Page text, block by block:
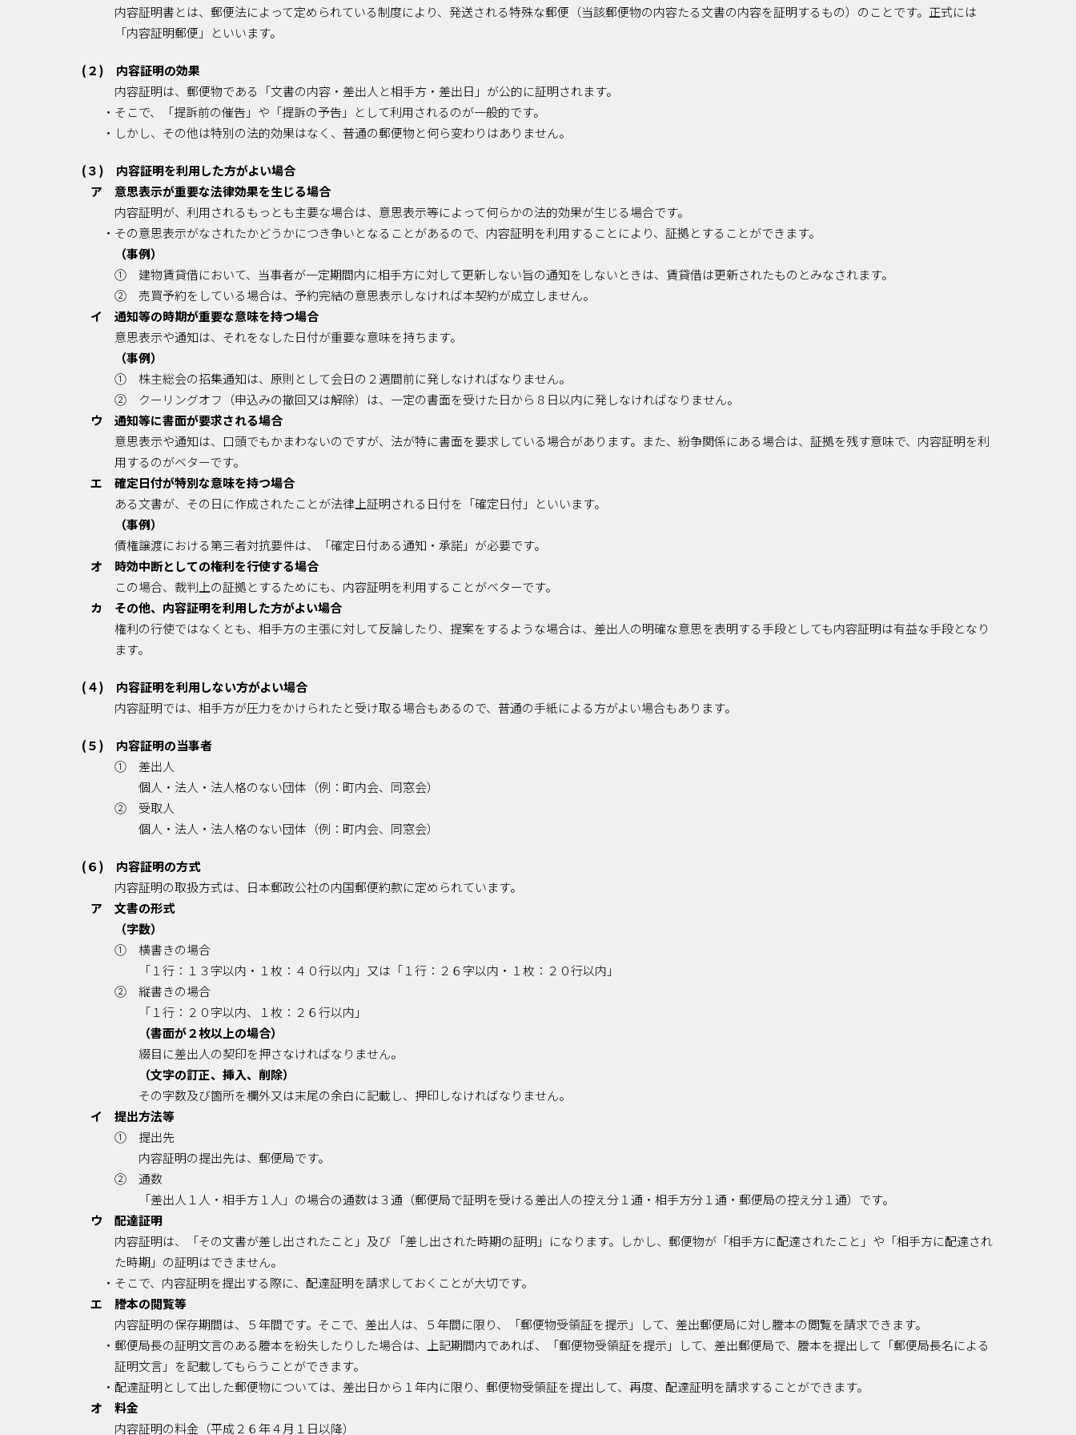
内容証明書とは、郵便法によって定められている制度により、発送される特殊な郵便（当該郵便物の内容たる文書の内容を証明するもの）のことです。正式には
「内容証明郵便」といいます。
(２) 内容証明の効果
内容証明は、郵便物である「文書の内容・差出人と相手方・差出日」が公的に証明されます。
・そこで、「提訴前の催告」や「提訴の予告」として利用されるのが一般的です。
・しかし、その他は特別の法的効果はなく、普通の郵便物と何ら変わりはありません。
(３) 内容証明を利用した方がよい場合
ア 意思表示が重要な法律効果を生じる場合
内容証明が、利用されるもっとも主要な場合は、意思表示等によって何らかの法的効果が生じる場合です。
・その意思表示がなされたかどうかにつき争いとなることがあるので、内容証明を利用することにより、証拠とすることができます。
（事例）
① 建物賃貸借において、当事者が一定期間内に相手方に対して更新しない旨の通知をしないときは、賃貸借は更新されたものとみなされます。
② 売買予約をしている場合は、予約完結の意思表示しなければ本契約が成立しません。
イ 通知等の時期が重要な意味を持つ場合
意思表示や通知は、それをなした日付が重要な意味を持ちます。
（事例）
① 株主総会の招集通知は、原則として会日の２週間前に発しなければなりません。
② クーリングオフ（申込みの撤回又は解除）は、一定の書面を受けた日から８日以内に発しなければなりません。
ウ 通知等に書面が要求される場合
意思表示や通知は、口頭でもかまわないのですが、法が特に書面を要求している場合があります。また、紛争関係にある場合は、証拠を残す意味で、内容証明を利
用するのがベターです。
エ 確定日付が特別な意味を持つ場合
ある文書が、その日に作成されたことが法律上証明される日付を「確定日付」といいます。
（事例）
債権譲渡における第三者対抗要件は、「確定日付ある通知・承諾」が必要です。
オ 時効中断としての権利を行使する場合
この場合、裁判上の証拠とするためにも、内容証明を利用することがベターです。
カ その他、内容証明を利用した方がよい場合
権利の行使ではなくとも、相手方の主張に対して反論したり、提案をするような場合は、差出人の明確な意思を表明する手段としても内容証明は有益な手段となり
ます。
(４) 内容証明を利用しない方がよい場合
内容証明では、相手方が圧力をかけられたと受け取る場合もあるので、普通の手紙による方がよい場合もあります。
(５) 内容証明の当事者
① 差出人
個人・法人・法人格のない団体（例：町内会、同窓会）
② 受取人
個人・法人・法人格のない団体（例：町内会、同窓会）
(６) 内容証明の方式
内容証明の取扱方式は、日本郵政公社の内国郵便約款に定められています。
ア 文書の形式
（字数）
① 横書きの場合
「１行：１３字以内・１枚：４０行以内」又は「１行：２６字以内・１枚：２０行以内」
② 縦書きの場合
「１行：２０字以内、１枚：２６行以内」
（書面が２枚以上の場合）
綴目に差出人の契印を押さなければなりません。
（文字の訂正、挿入、削除）
その字数及び箇所を欄外又は末尾の余白に記載し、押印しなければなりません。
イ 提出方法等
① 提出先
内容証明の提出先は、郵便局です。
② 通数
「差出人１人・相手方１人」の場合の通数は３通（郵便局で証明を受ける差出人の控え分１通・相手方分１通・郵便局の控え分１通）です。
ウ 配達証明
内容証明は、「その文書が差し出されたこと」及び 「差し出された時期の証明」になります。しかし、郵便物が「相手方に配達されたこと」や「相手方に配達され
た時期」の証明はできません。
・そこで、内容証明を提出する際に、配達証明を請求しておくことが大切です。
エ 謄本の閲覧等
内容証明の保存期間は、５年間です。そこで、差出人は、５年間に限り、「郵便物受領証を提示」して、差出郵便局に対し謄本の閲覧を請求できます。
・郵便局長の証明文言のある謄本を紛失したりした場合は、上記期間内であれば、「郵便物受領証を提示」して、差出郵便局で、謄本を提出して「郵便局長名による
証明文言」を記載してもらうことができます。
・配達証明として出した郵便物については、差出日から１年内に限り、郵便物受領証を提出して、再度、配達証明を請求することができます。
オ 料金
内容証明の料金（平成２６年４月１日以降）